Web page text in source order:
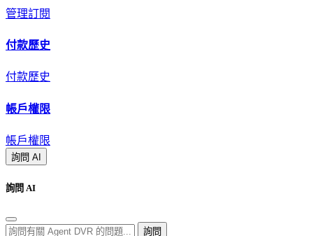
管理訂閱
付款歷史
付款歷史
帳戶權限
帳戶權限
詢問 AI
詢問 AI
詢問